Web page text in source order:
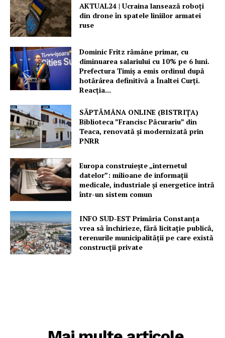
AKTUAL24 | Ucraina lansează roboți
din drone în spatele liniilor armatei
ruse
Dominic Fritz rămâne primar, cu
diminuarea salariului cu 10% pe 6 luni.
Prefectura Timiș a emis ordinul după
hotărârea definitivă a Înaltei Curți.
Reacția...
SĂPTĂMÂNA ONLINE (BISTRIȚA)
Biblioteca ”Francisc Păcurariu” din
Teaca, renovată și modernizată prin
PNRR
Europa construiește „internetul
datelor”: milioane de informații
medicale, industriale și energetice intră
într-un sistem comun
INFO SUD-EST Primăria Constanța
vrea să închirieze, fără licitație publică,
terenurile municipalității pe care există
construcții private